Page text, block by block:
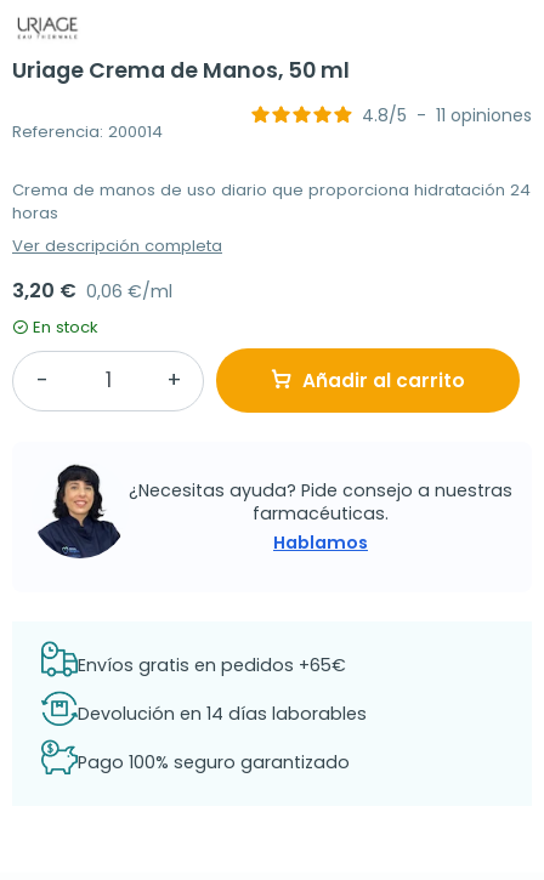
Uriage Crema de Manos, 50 ml
Referencia: 200014
4.8/5 - 11 opiniones
Crema de manos de uso diario que proporciona hidratación 24
horas
Ver descripción completa
3,20 € 0,06 €/ml
En stock
Añadir al carrito
¿Necesitas ayuda? Pide consejo a nuestras
farmacéuticas.
Hablamos
Envíos gratis en pedidos +65€
Devolución en 14 días laborables
Pago 100% seguro garantizado